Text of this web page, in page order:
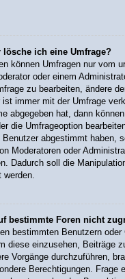
lösche ich eine Umfrage?
können Umfragen nur vom
oder einem
zu bearbeiten, ändere
immer mit der Umfrage
abgegeben hat, dann
die Umfrageoption
abgestimmt haben,
Moderatoren oder
Dadurch soll die
bestimmte Foren nicht
bestimmten Benutzern oder
diese einzusehen, Beiträge
Vorgänge durchzuführen,
Berechtigungen. Frage